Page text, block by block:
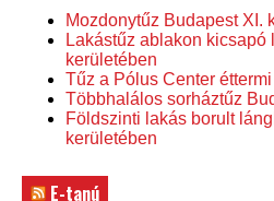
Mozdonytűz Budapest XI.
Lakástűz ablakon
kerületében
Tűz a Pólus Center
Többhalálos sorháztűz
Földszinti lakás borult
kerületében
E-tanú